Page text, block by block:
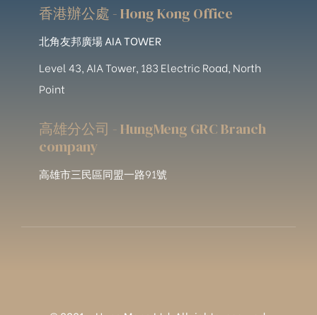
香港辦公處 - Hong Kong Office
北角友邦廣場 AIA TOWER
Level 43, AIA Tower, 183 Electric Road, North
Point
高雄分公司 - HungMeng GRC Branch
company
高雄市三民區同盟一路91號